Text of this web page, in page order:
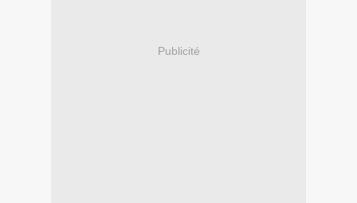
Publicité